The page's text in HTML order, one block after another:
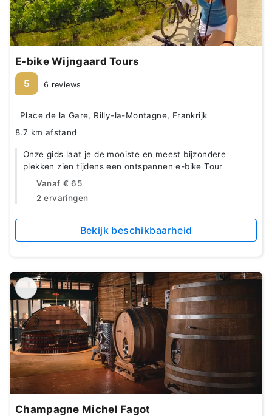
E-bike Wijngaard Tours
5 6 reviews
Place de la Gare, Rilly-la-Montagne, Frankrijk
8.7 km afstand
Onze gids laat je de mooiste en meest bijzondere
plekken zien tijdens een ontspannen e-bike Tour
Vanaf € 65
2 ervaringen
Bekijk beschikbaarheid
Champagne Michel Fagot